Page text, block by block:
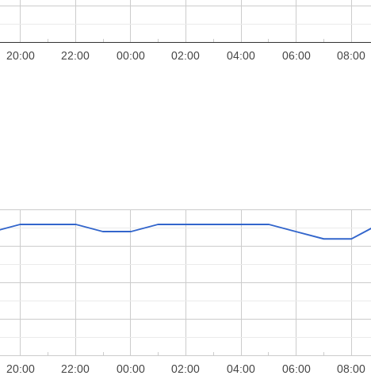
20:00 22:00 00:00 02:00 04:00 06:00 08:00
20:00 22:00 00:00 02:00 04:00 06:00 08:00